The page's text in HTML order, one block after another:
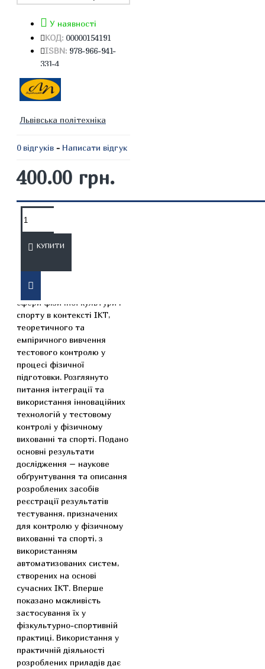
У наявності
КОД: 00000154191
ISBN: 978-966-941-
331-4
Львівська політехніка
0 відгуків - Написати відгук
400.00 грн.
КУПИТИ
ОПИС
новітнього дослідження
сфери фізичної культури і
спорту в контексті ІКТ,
теоретичного та
емпіричного вивчення
тестового контролю у
процесі фізичної
підготовки. Розглянуто
питання інтеграції та
використання інноваційних
технологій у тестовому
контролі у фізичному
вихованні та спорті. Подано
основні результати
дослідження – наукове
обґрунтування та описання
розроблених засобів
реєстрації результатів
тестування, призначених
для контролю у фізичному
вихованні та спорті, з
використанням
автоматизованих систем,
створених на основі
сучасних ІКТ. Вперше
показано можливість
застосування їх у
фізкультурно-спортивній
практиці. Використання у
практичній діяльності
розроблених приладів дає